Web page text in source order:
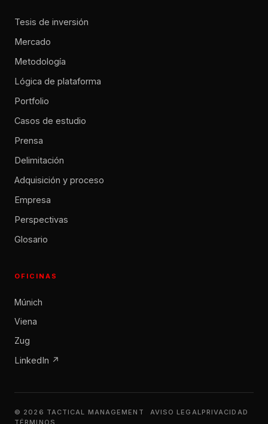
Tesis de inversión
Mercado
Metodología
Lógica de plataforma
Portfolio
Casos de estudio
Prensa
Delimitación
Adquisición y proceso
Empresa
Perspectivas
Glosario
OFICINAS
Múnich
Viena
Zug
LinkedIn ↗
© 2026 TACTICAL MANAGEMENT AVISO LEGALPRIVACIDAD
TÉRMINOS